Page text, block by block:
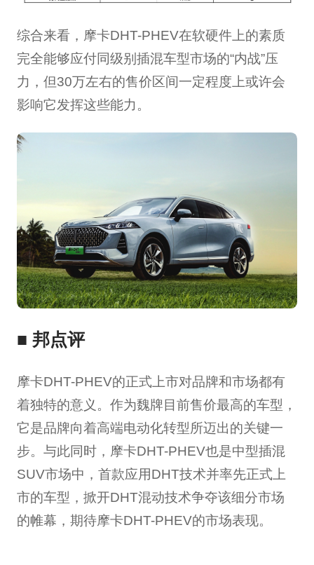
综合来看，摩卡DHT-PHEV在软硬件上的素质
完全能够应付同级别插混车型市场的“内战”压
力，但30万左右的售价区间一定程度上或许会
影响它发挥这些能力。
■ 邦点评
摩卡DHT-PHEV的正式上市对品牌和市场都有
着独特的意义。作为魏牌目前售价最高的车型，
它是品牌向着高端电动化转型所迈出的关键一
步。与此同时，摩卡DHT-PHEV也是中型插混
SUV市场中，首款应用DHT技术并率先正式上
市的车型，掀开DHT混动技术争夺该细分市场
的帷幕，期待摩卡DHT-PHEV的市场表现。